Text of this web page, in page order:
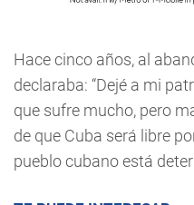
Hace cinco años, al
declaraba: “Dejé a mi
que sufre mucho, pero
de que Cuba será libre
pueblo cubano está